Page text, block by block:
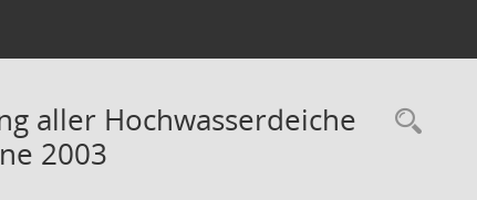
aller Hochwasserdeiche
2003